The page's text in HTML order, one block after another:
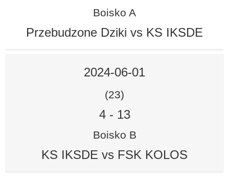
Boisko A
Przebudzone Dziki vs KS IKSDE
2024-06-01
(23)
4- 13
Boisko B
KS IKSDE vs FSK KOLOS